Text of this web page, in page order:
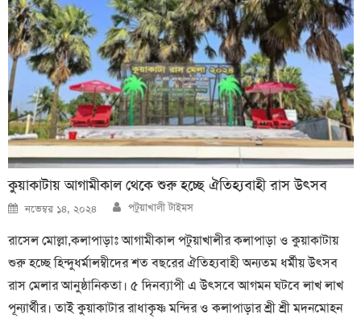
কুয়াকাটায় আগামীকাল থেকে শুরু হচ্ছে ঐতিহ্যবাহী রাস উৎসব
Posted
on
নভেম্বর ১৪, ২০২৪ Author
পটুয়াখালী টাইমস
রাসেল মোল্লা,কলাপাড়াঃ আগামীকাল পটুয়াখালীর কলাপাড়া ও কুয়াকাটায়
শুরু হচ্ছে হিন্দুধর্মালম্বীদের শত বছরের ঐতিহ্যবাহী অন্যতম ধর্মীয় উৎসব
রাস মেলার আনুষ্ঠানিকতা। ৫ দিনব্যাপী এ উৎসবে আগমন ঘটবে লাখ লাখ
পূন্যার্থীর। তাই কুয়াকাটার রাধাকৃষ্ণ মন্দির ও কলাপাড়ার শ্রী শ্রী মদনমোহন